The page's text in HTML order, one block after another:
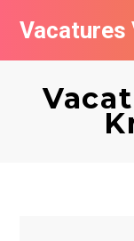
Vacatures
Vacatures per